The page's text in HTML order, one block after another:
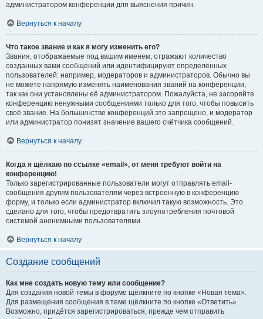
администратором конференции для выяснения причин.
Вернуться к началу
Что такое звание и как я могу изменить его?
Звания, отображаемые под вашим именем, отражают количество
созданных вами сообщений или идентифицируют определённых
пользователей: например, модераторов и администраторов. Обычно вы
не можете напрямую изменять наименования званий на конференции,
так как они установлены её администратором. Пожалуйста, не засоряйте
конференцию ненужными сообщениями только для того, чтобы повысить
своё звание. На большинстве конференций это запрещено, и модератор
или администратор понизят значение вашего счётчика сообщений.
Вернуться к началу
Когда я щёлкаю по ссылке «email», от меня требуют войти на
конференцию!
Только зарегистрированные пользователи могут отправлять email-
сообщения другим пользователям через встроенную в конференцию
форму, и только если администратор включил такую возможность. Это
сделано для того, чтобы предотвратить злоупотребления почтовой
системой анонимными пользователями.
Вернуться к началу
Создание сообщений
Как мне создать новую тему или сообщение?
Для создания новой темы в форуме щёлкните по кнопке «Новая тема».
Для размещения сообщения в теме щёлкните по кнопке «Ответить».
Возможно, придётся зарегистрироваться, прежде чем отправить